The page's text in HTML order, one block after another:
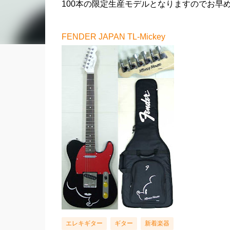
100本の限定生産モデルとなりますのでお早
FENDER JAPAN TL-Mickey
エレキギター ギター 新着楽器